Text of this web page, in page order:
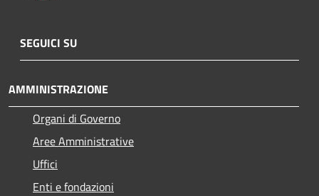
SEGUICI SU
AMMINISTRAZIONE
Organi di Governo
Aree Amministrative
Uffici
Enti e fondazioni